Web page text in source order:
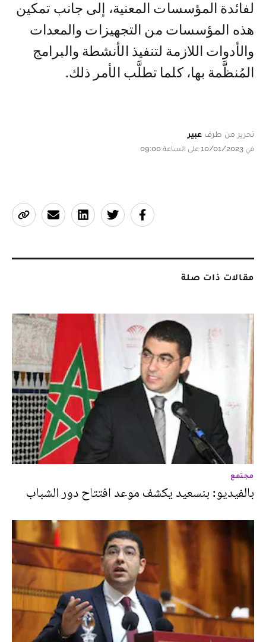
لفائدة المؤسسات المعنية، إلى جانب تمكين
هذه المؤسسات من التجهيزات والمعدات
والأدوات اللازمة لتنفيذ الأنشطة والبرامج
المُنظَّمة بها، كلما تطلَّب الأمر ذلك.
تحرير من طرف عبير
في 10/01/2023 على الساعة 09:00
مقالات ذات صلة
مجتمع
بالفيديو: بنسعيد يكشف موعد افتتاح دور الشباب